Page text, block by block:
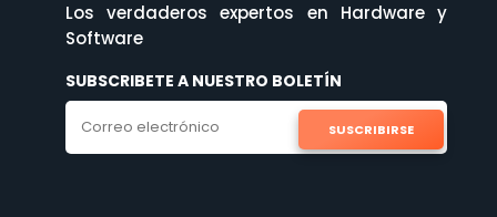
Los verdaderos expertos en Hardware y
Software
SUBSCRIBETE A NUESTRO BOLETÍN
SUSCRIBIRSE